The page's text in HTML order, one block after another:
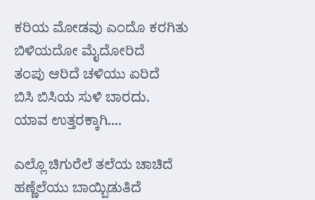
ಕರಿಯ ಮೋಡವು ಎಂದೊ ಕರಗಿತು
ಬಿಳಿಯದೋ ಮೈದೋರಿದೆ
ತಂಪು ಆರಿದೆ ಚಳಿಯು ಏರಿದೆ
ಬಿಸಿ ಬಿಸಿಯ ಸುಳಿ ಬಾರದು.
ಯಾವ ಉತ್ತರಕ್ಕಾಗಿ….
ಎಲ್ಲೊ ಚಿಗುರೆಲೆ ತಲೆಯ ಚಾಚಿದೆ
ಹಣ್ಣೆಲೆಯು ಬಾಯ್ಬಿಡುತಿದೆ